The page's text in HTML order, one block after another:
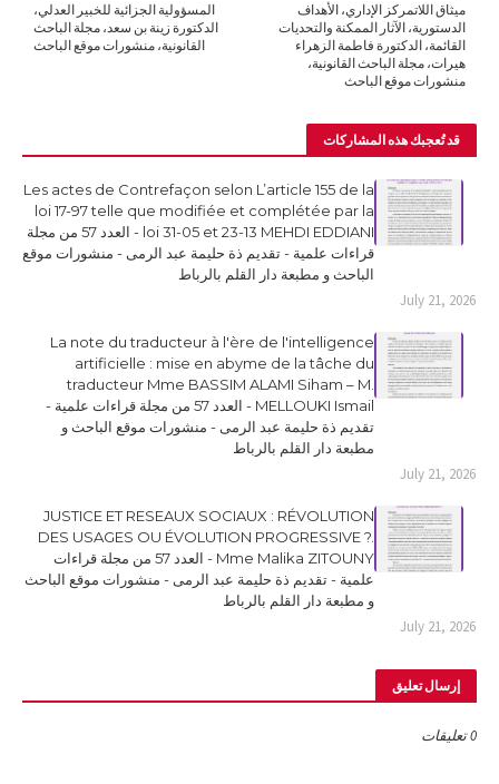
المسؤولية الجزائية للخبير العدلي،
الدكتورة زينة بن سعد، مجلة الباحث
القانونية، منشورات موقع الباحث
ميثاق اللاتمركز الإداري، الأهداف
الدستورية، الآثار الممكنة والتحديات
القائمة، الدكتورة فاطمة الزهراء
هيرات، مجلة الباحث القانونية،
منشورات موقع الباحث
قد تُعجبك هذه المشاركات
Les actes de Contrefaçon selon L’article 155 de la
loi 17-97 telle que modifiée et complétée par la
loi 31-05 et 23-13 MEHDI EDDIANI - العدد 57 من مجلة
قراءات علمية - تقديم ذة حليمة عبد الرمى - منشورات موقع
الباحث و مطبعة دار القلم بالرباط
July 21, 2026
La note du traducteur à l'ère de l'intelligence
artificielle : mise en abyme de la tâche du
traducteur Mme BASSIM ALAMI Siham – M.
MELLOUKI Ismail - العدد 57 من مجلة قراءات علمية -
تقديم ذة حليمة عبد الرمى - منشورات موقع الباحث و
مطبعة دار القلم بالرباط
July 21, 2026
JUSTICE ET RESEAUX SOCIAUX : RÉVOLUTION
DES USAGES OU ÉVOLUTION PROGRESSIVE ?.
Mme Malika ZITOUNY - العدد 57 من مجلة قراءات
علمية - تقديم ذة حليمة عبد الرمى - منشورات موقع الباحث
و مطبعة دار القلم بالرباط
July 21, 2026
إرسال تعليق
0 تعليقات